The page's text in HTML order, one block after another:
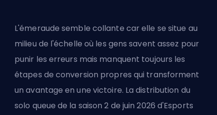
L'émeraude semble collante car elle se situe au
milieu de l'échelle où les gens savent assez pour
punir les erreurs mais manquent toujours les
étapes de conversion propres qui transforment
un avantage en une victoire. La distribution du
solo queue de la saison 2 de juin 2026 d'Esports